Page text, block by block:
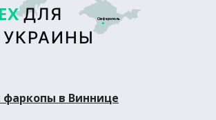
ДЛЯ
УКРАИНЫ
Сімферополь
в Виннице